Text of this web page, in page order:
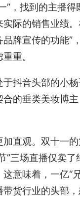
”，找到的主播得
际的销售业绩
牌宣传的功能”
重。
抖音头部的小
的垂类美妆博
直观。双十一
”三场直播仅卖了
意味着，一亿“
货行业的头部